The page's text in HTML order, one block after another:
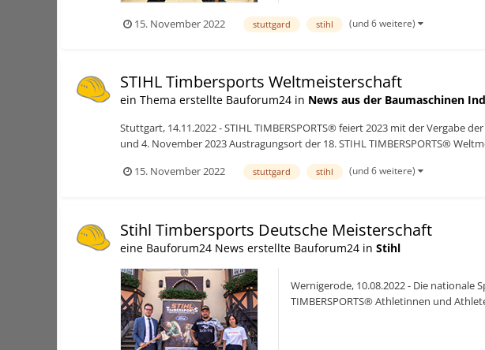
15. November 2022 stuttgard stihl (und 6 weitere)
STIHL Timbersports Weltmeisterschaft
ein Thema erstellte Bauforum24 in News aus der Baumaschinen
Stuttgart, 14.11.2022 - STIHL TIMBERSPORTS® feiert 2023 mit der Vergabe
und 4. November 2023 Austragungsort der 18. STIHL TIMBERSPORTS®
15. November 2022
stuttgard stihl (und 6 weitere)
Stihl Timbersports Deutsche Meisterschaft
eine Bauforum24 News erstellte Bauforum24 in Stihl
Wernigerode, 10.08.2022 - Die
TIMBERSPORTS® Athletinnen und